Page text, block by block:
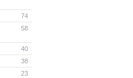
74
58
40
38
23